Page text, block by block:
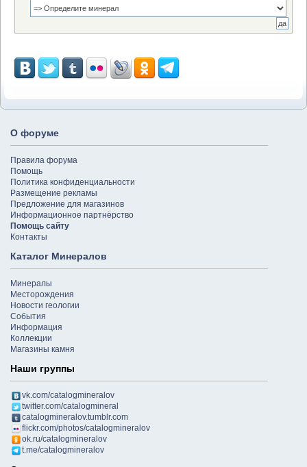
О форуме
Правила форума
Помощь
Политика конфиденциальности
Размещение рекламы
Предложение для магазинов
Информационное партнёрство
Помощь сайту
Контакты
Каталог Минералов
Минералы
Месторождения
Новости геологии
События
Информация
Коллекции
Магазины камня
Наши группы
vk.com/catalogmineralov
twitter.com/catalogmineral
catalogmineralov.tumblr.com
flickr.com/photos/catalogmineralov
ok.ru/catalogmineralov
t.me/catalogmineralov